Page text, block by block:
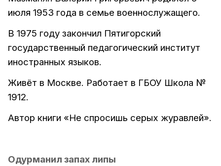
июля 1953 года в семье военнослужащего.
В 1975 году закончил Пятигорский
государственный педагогический институт
иностранных языков.
Живёт в Москве. Работает в ГБОУ Школа №
1912.
Автор книги «Не спросишь серых журавлей».
Одурманил запах липы